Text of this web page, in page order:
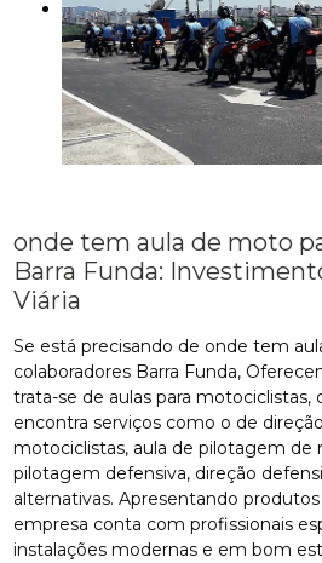
onde tem aula de moto
Barra Funda:
Viária
Se está precisando de onde tem
colaboradores Barra Funda,
trata-se de aulas para motociclistas,
encontra serviços como o de
motociclistas, aula de pilotagem de
pilotagem defensiva, direção
alternativas. Apresentando
empresa conta com profissionais
instalações modernas e em bom